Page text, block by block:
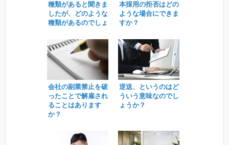
種類があると聞きま
したが、どのような
種類があるのでしょ
本採用の拒否はどの
ような場合にできま
すか？
会社の副業禁止を破
ったことで解雇され
ることはあります
か？
逆送、というのはど
ういう意味なのでし
ょうか？